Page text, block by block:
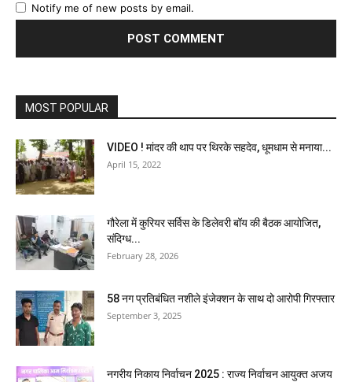
Notify me of new posts by email.
MOST POPULAR
VIDEO ! मांदर की थाप पर थिरके सहदेव, धूमधाम से मनाया...
April 15, 2022
गौरेला में कुरियर सर्विस के डिलेवरी बॉय की बैठक आयोजित,
संदिग्ध...
February 28, 2026
58 नग प्रतिबंधित नशीले इंजेक्शन के साथ दो आरोपी गिरफ्तार
September 3, 2025
नगरीय निकाय निर्वाचन 2025 : राज्य निर्वाचन आयुक्त अजय